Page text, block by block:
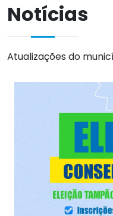
Notícias
Atualizações do